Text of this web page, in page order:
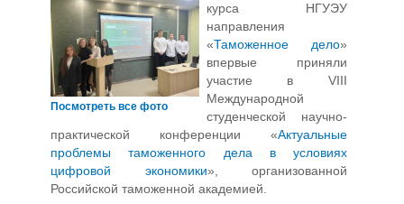
Посмотреть все фото
курса НГУЭУ
направления
«Таможенное дело»
впервые приняли
участие в VIII
Международной
студенческой научно-
практической конференции «Актуальные
проблемы таможенного дела в условиях
цифровой экономики», организованной
Российской таможенной академией.